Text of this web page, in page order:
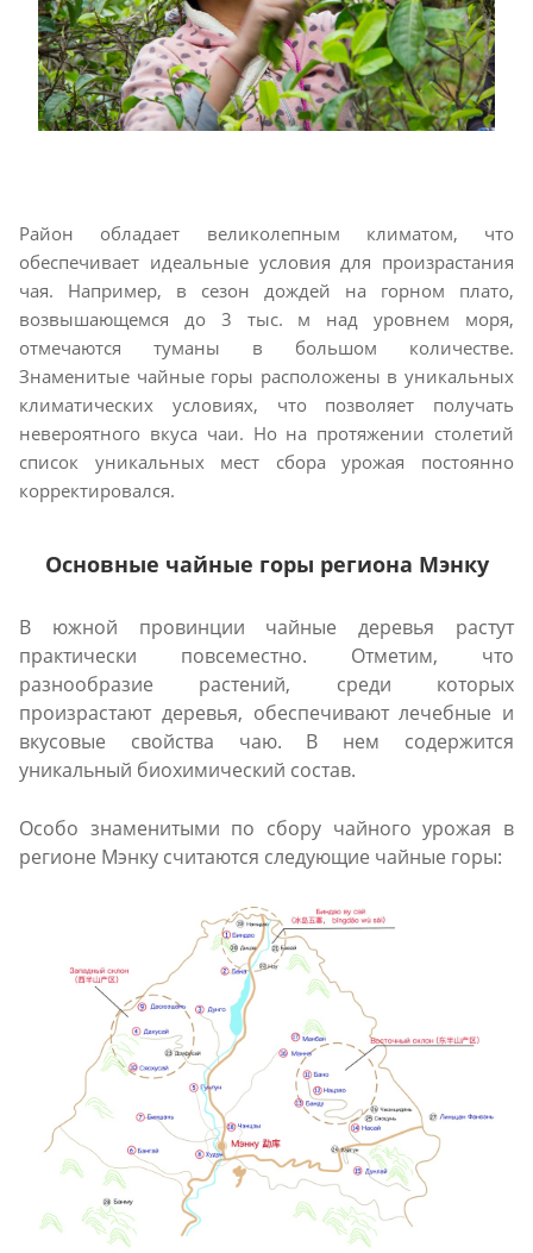
Район обладает великолепным климатом, что
обеспечивает идеальные условия для произрастания
чая. Например, в сезон дождей на горном плато,
возвышающемся до 3 тыс. м над уровнем моря,
отмечаются туманы в большом количестве.
Знаменитые чайные горы расположены в уникальных
климатических условиях, что позволяет получать
невероятного вкуса чаи. Но на протяжении столетий
список уникальных мест сбора урожая постоянно
корректировался.
Основные чайные горы региона Мэнку
В южной провинции чайные деревья растут
практически повсеместно. Отметим, что
разнообразие растений, среди которых
произрастают деревья, обеспечивают лечебные и
вкусовые свойства чаю. В нем содержится
уникальный биохимический состав.
Особо знаменитыми по сбору чайного урожая в
регионе Мэнку считаются следующие чайные горы: